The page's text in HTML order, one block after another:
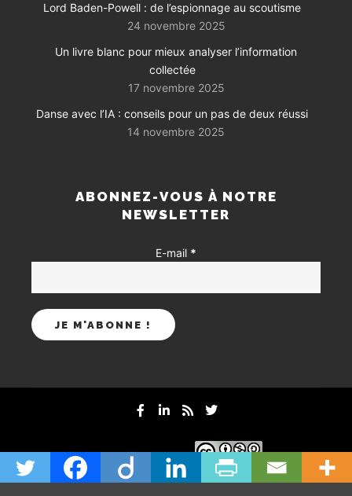
Lord Baden-Powell : de l’espionnage au scoutisme
24 novembre 2025
Un livre blanc pour mieux analyser l’information
collectée
17 novembre 2025
Danse avec l’IA : conseils pour un pas de deux réussi
14 novembre 2025
ABONNEZ-VOUS À NOTRE
NEWSLETTER
E-mail *
mentions-legales